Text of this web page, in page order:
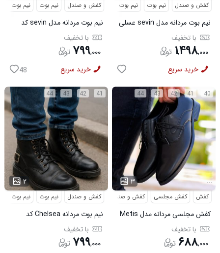
کفش و صندل نیم بوت نیم بوت
نیم بوت مردانه مدل sevin کد
6427با تخفیف
۷۹۹,۰۰۰
خرید سریع 48
کفش و صندل نیم بوت نیم بوت مردانه
نیم بوت مردانه مدل sevin عسلی
کد 6426 با تخفیف
۱,۴۹۸,۰۰۰
خرید سریع
41
42
43
44
۲ ...
کفش و صندل نیم بوت نیم بوت
نیم بوت مردانه Chelsea کد
6413با تخفیف
۷۹۹,۰۰۰
40
41
42
43
44
۳ ...
کفش کفش مجلسی کفش و صندل
کفش مجلسی مردانه مدل Metis
کد 6328 با تخفیف
۶۸۸,۰۰۰